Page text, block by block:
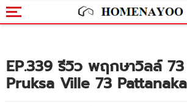
EP.339 รีวิว พฤกษาวิลล์
Pruksa Ville 73